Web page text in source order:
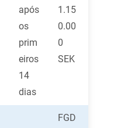
após
os
prim
eiros
14
dias
1.15
0.00
0
SEK
FGD